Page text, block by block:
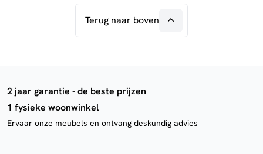
Terug naar boven
2 jaar garantie - de beste prijzen
1 fysieke woonwinkel
Ervaar onze meubels en ontvang deskundig advies